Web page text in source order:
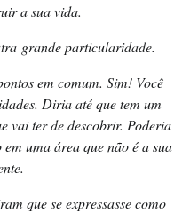
a sua vida.
grande particularidade.
em comum. Sim! Você
Diria até que tem um
vai ter de descobrir. Poderia
uma área que não é a sua
que se expressasse como